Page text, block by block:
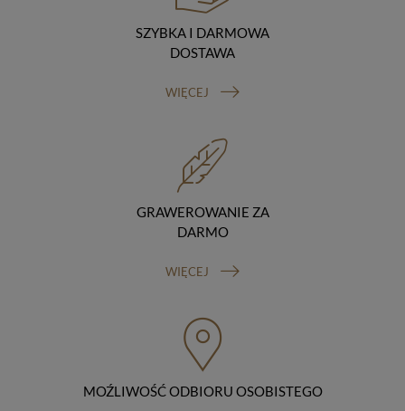
Polski/UE/Europejskiego Obszaru Gospodarczego.
Okres przechowywania danych
Twoje dane przechowujemy do czasu posiadania
Przysługuje Ci prawo dostępu do swoich danych oraz
(poprawiania) swoich danych, prawo do usunięcia
danych (jeżeli Twoim zdaniem nie ma podstaw do tego,
abyśmy przetwarzali Twoje dane, możesz zażądać,
abyśmy je usunęli), prawo do ograniczenia
przetwarzania danych (możesz zażądać, abyśmy
ograniczyli przetwarzanie Twoich danych osobowych
wyłącznie do ich przechowywania lub wykonywania
mamy nieprawidłowe dane na Twój temat lub
przenoszenia danych, prawo do wniesienia skargi do
organu nadzorczego (Prezesa Urzędu Ochrony Danych
Osobowych, ul. Stawki 2, 00-193 Warszawa) oraz
prawo do cofnięcia zgody na przetwarzanie danych
osobowych (masz prawo cofnięcia zgody na
SZYBKA I DARMOWA
DOSTAWA
WIĘCEJ
GRAWEROWANIE ZA
DARMO
WIĘCEJ
MOŹLIWOŚĆ ODBIORU OSOBISTEGO